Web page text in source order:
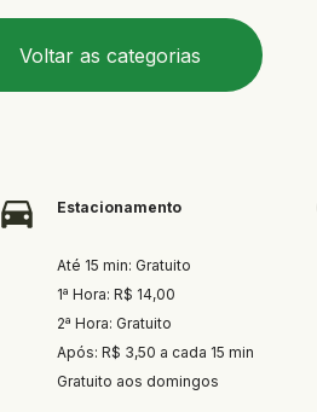
Voltar as categorias
Estacionamento
Até 15 min: Gratuito
1ª Hora: R$ 14,00
2ª Hora: Gratuito
Após: R$ 3,50 a cada 15 min
Gratuito aos domingos